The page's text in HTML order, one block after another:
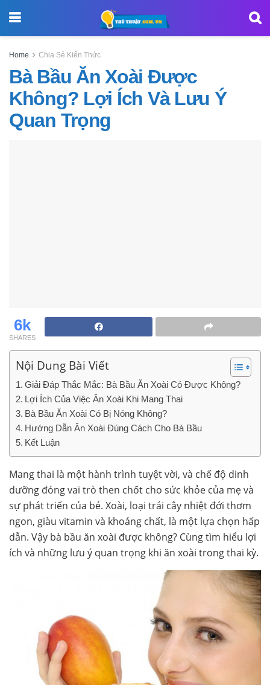
Home Chia Sẻ Kiến Thức
Bà Bầu Ăn Xoài Được
Không? Lợi Ích Và Lưu Ý
Quan Trọng
6k
SHARES
Nội Dung Bài Viết
Giải Đáp Thắc Mắc: Bà Bầu Ăn Xoài Có Được Không?
Lợi Ích Của Việc Ăn Xoài Khi Mang Thai
Bà Bầu Ăn Xoài Có Bị Nóng Không?
Hướng Dẫn Ăn Xoài Đúng Cách Cho Bà Bầu
Kết Luận
Mang thai là một hành trình tuyệt vời, và chế độ dinh
dưỡng đóng vai trò then chốt cho sức khỏe của mẹ và
sự phát triển của bé. Xoài, loại trái cây nhiệt đới thơm
ngon, giàu vitamin và khoáng chất, là một lựa chọn hấp
dẫn. Vậy bà bầu ăn xoài được không? Cùng tìm hiểu lợi
ích và những lưu ý quan trọng khi ăn xoài trong thai kỳ.